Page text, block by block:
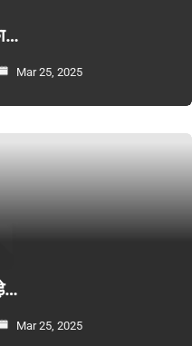
Mar 25, 2025
Mar 25, 2025